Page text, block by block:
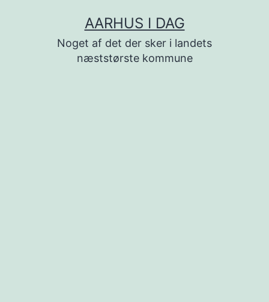
AARHUS I DAG
Noget af det der sker i landets
næststørste kommune